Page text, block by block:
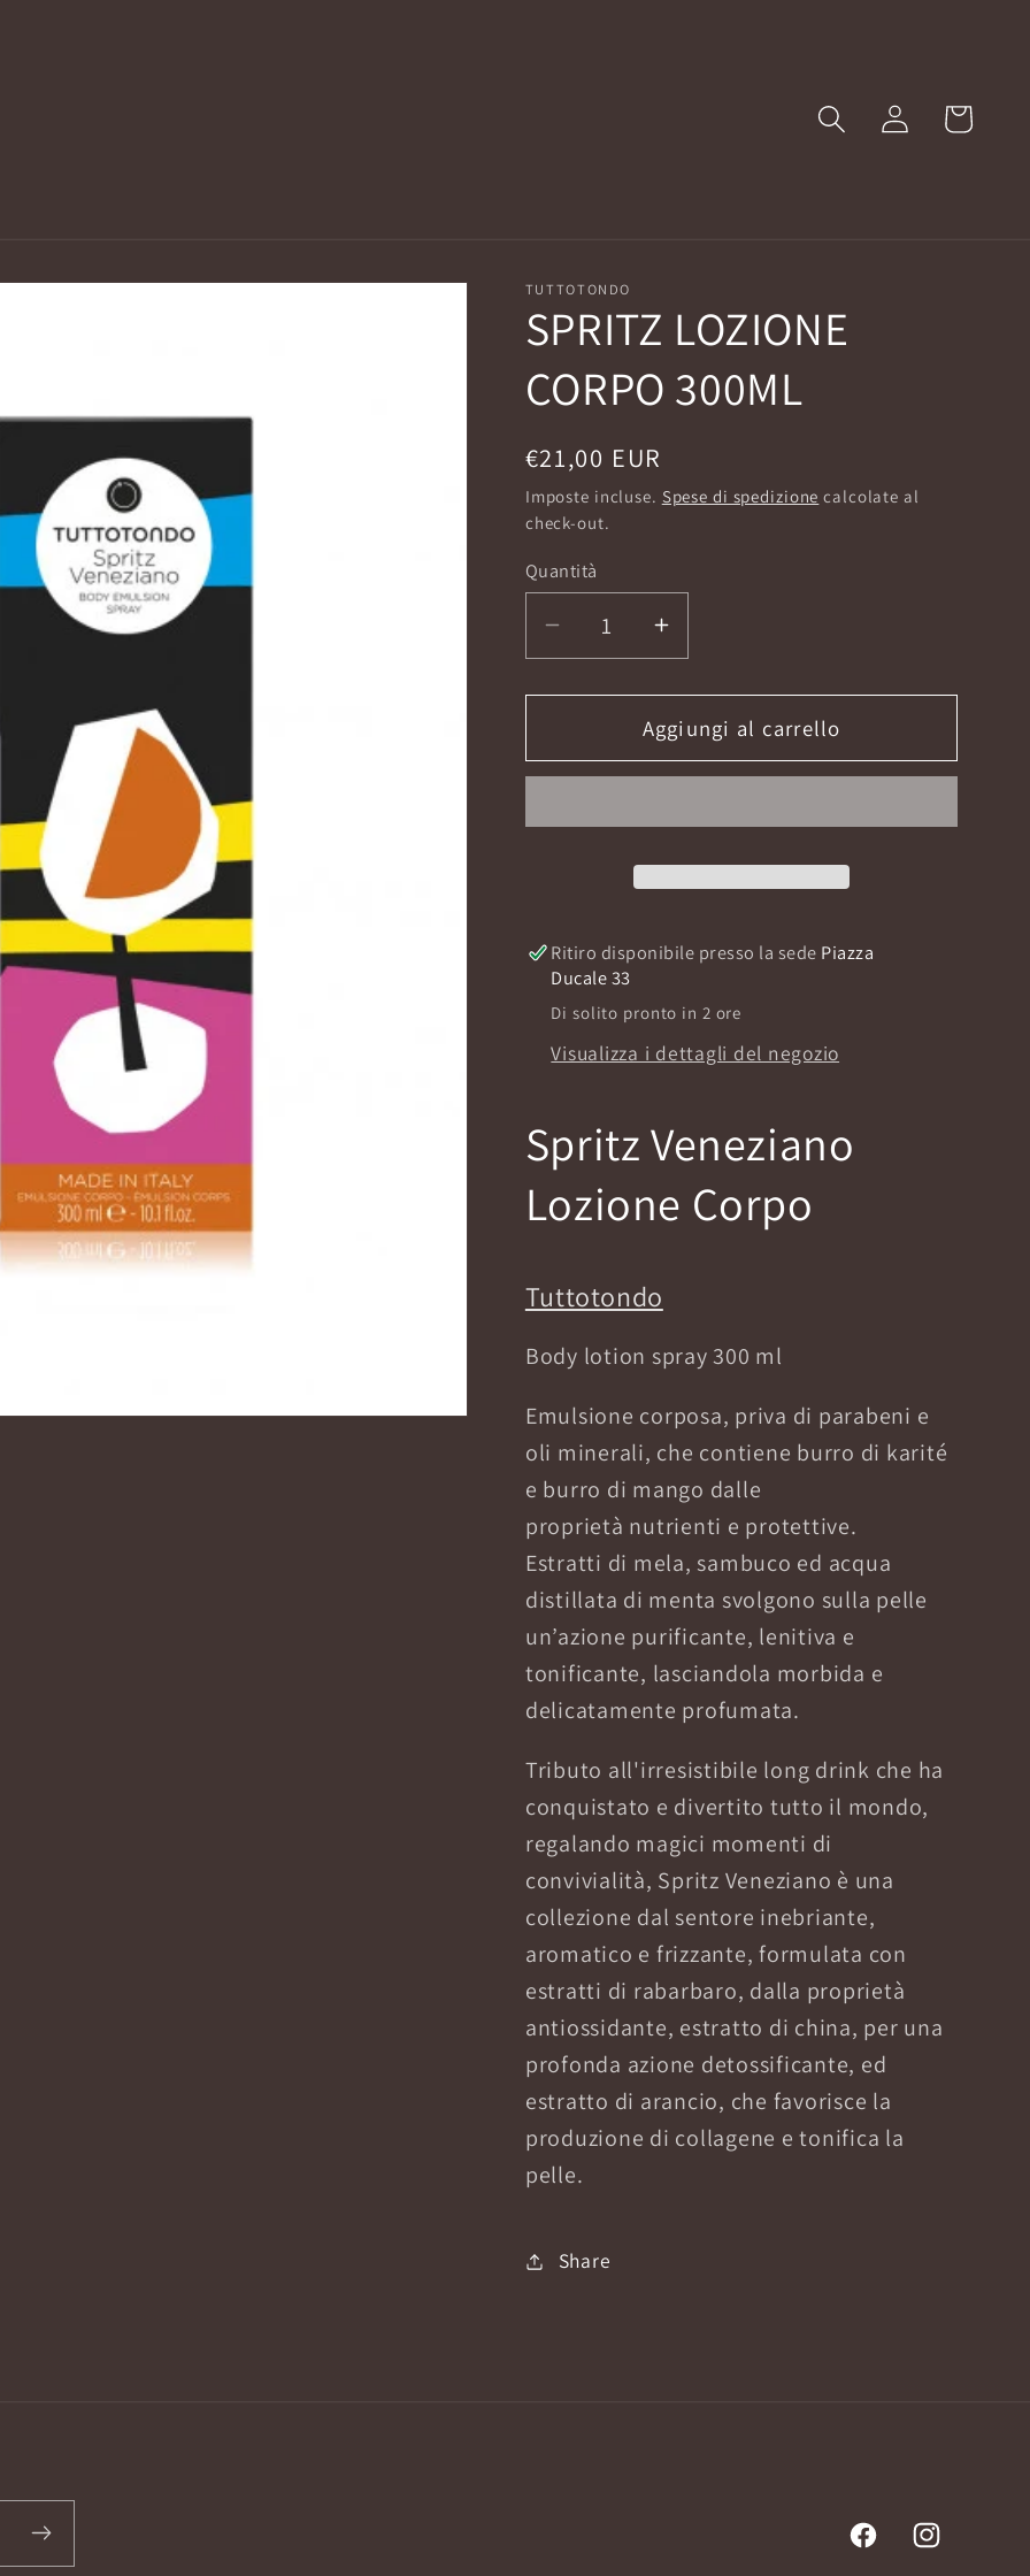
Accedi Carrello
TUTTOTONDO
SPRITZ LOZIONE
CORPO 300ML
Prezzo
di
listino
€21,00 EUR
Imposte incluse. Spese di spedizione calcolate al
check-out.
Quantità
Diminuisci
quantità
per
SPRITZ
LOZIONE
Aumenta
quantità
per
SPRITZ
LOZIONE
Aggiungi al carrello
Ritiro disponibile presso la sede Piazza
Ducale 33
Di solito pronto in 2 ore
Visualizza i dettagli del negozio
Spritz Veneziano
Lozione Corpo
Tuttotondo
Body lotion spray 300 ml
Emulsione corposa, priva di parabeni e
oli minerali, che contiene burro di karité
e burro di mango dalle
proprietà nutrienti e protettive.
Estratti di mela, sambuco ed acqua
distillata di menta svolgono sulla pelle
un’azione purificante, lenitiva e
tonificante, lasciandola morbida e
delicatamente profumata.
Tributo all'irresistibile long drink che ha
conquistato e divertito tutto il mondo,
regalando magici momenti di
convivialità, Spritz Veneziano è una
collezione dal sentore inebriante,
aromatico e frizzante, formulata con
estratti di rabarbaro, dalla proprietà
antiossidante, estratto di china, per una
profonda azione detossificante, ed
estratto di arancio, che favorisce la
produzione di collagene e tonifica la
pelle.
Share
FacebookInstagram